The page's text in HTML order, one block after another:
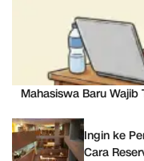
Mahasiswa Baru Wajib
Ingin ke
Cara